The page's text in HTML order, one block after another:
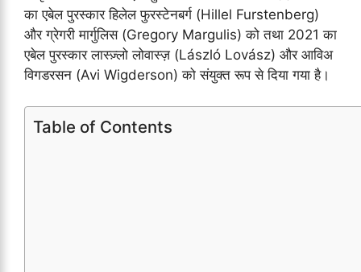
का एबेल पुरस्कार हिलेल फुरस्टेनबर्ग (Hillel Furstenberg)
और ग्रेगरी मार्गुलिस (Gregory Margulis) को तथा 2021 का
एबेल पुरस्कार लास्ज़्लो लोवास्ज़ (László Lovász) और आविअ
विगडरसन (Avi Wigderson) को संयुक्त रूप से दिया गया है।
Table of Contents